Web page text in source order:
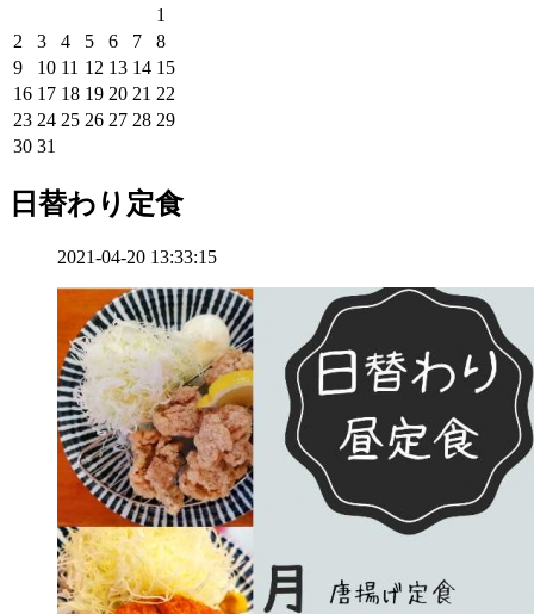
1
2
3 4 5 6 7
8
9
10 11 12 13 14 15
16 17 18 19 20 21 22
23 24 25 26 27 28 29
30 31
日替わり定食
2021-04-20 13:33:15